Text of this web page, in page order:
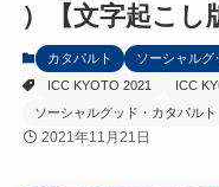
）【文字起こし
カタパルト
ソーシャルグ
ICC KYOTO 2021
ICC
ソーシャルグッド・カタパルト
2021年11月21日